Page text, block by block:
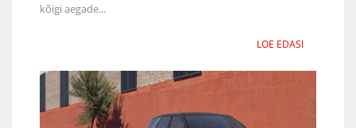
kõigi aegade...
LOE EDASI